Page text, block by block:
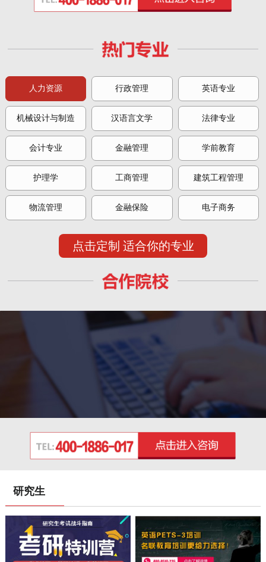
人力资源 行政管理 英语专业
机械设计与制造 汉语言文学 法律专业
会计专业 金融管理 学前教育
护理学 工商管理 建筑工程管理
物流管理 金融保险 电子商务
点击定制 适合你的专业
研究生